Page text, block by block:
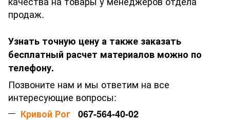
продаж.
Узнать точную цену а также заказать
бесплатный расчет материалов можно по
телефону.
Позвоните нам и мы ответим на все
интересующие вопросы:
Кривой Рог 067-564-40-02